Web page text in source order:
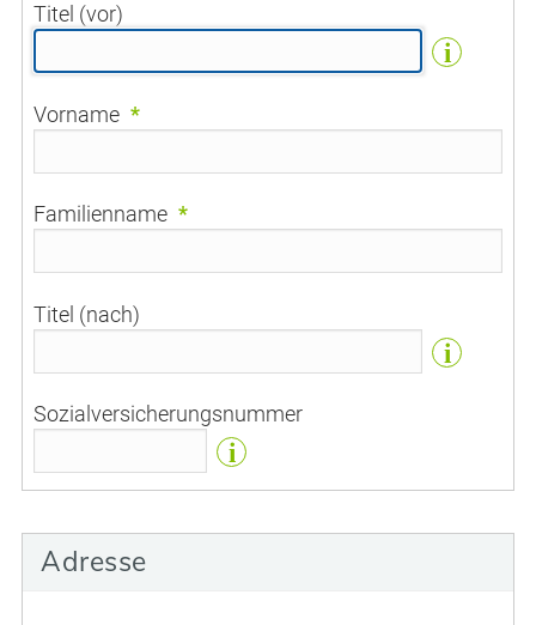
Titel (vor)
i
Vorname *
Familienname *
Titel (nach)
i
Sozialversicherungsnummer
i
Adresse